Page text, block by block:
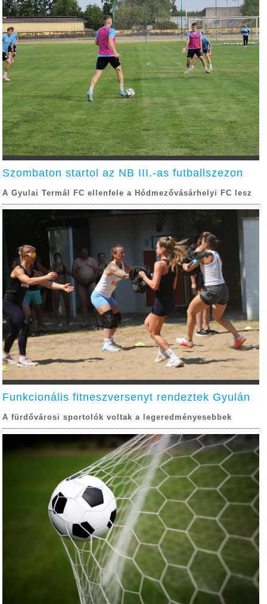
Szombaton startol az NB III.-as futballszezon
A Gyulai Termál FC ellenfele a Hódmezővásárhelyi FC lesz
Funkcionális fitneszversenyt rendeztek Gyulán
A fürdővárosi sportolók voltak a legeredményesebbek